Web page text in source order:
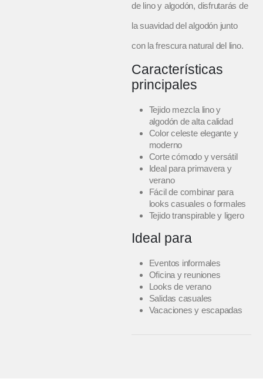
de lino y algodón, disfrutarás de
la suavidad del algodón junto
con la frescura natural del lino.
Características
principales
Tejido mezcla lino y
algodón de alta calidad
Color celeste elegante y
moderno
Corte cómodo y versátil
Ideal para primavera y
verano
Fácil de combinar para
looks casuales o formales
Tejido transpirable y ligero
Ideal para
Eventos informales
Oficina y reuniones
Looks de verano
Salidas casuales
Vacaciones y escapadas